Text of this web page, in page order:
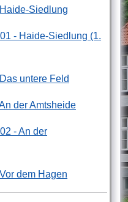
Siedlung
- Haide-Siedlung (1.
untere Feld
der Amtsheide
- An der
dem Hagen